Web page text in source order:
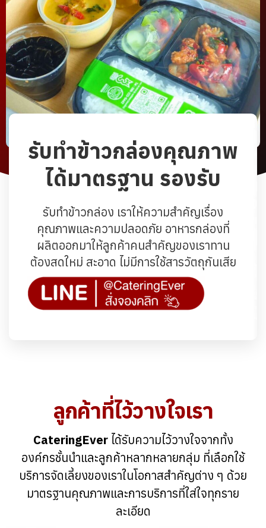
รับทำข้าวกล่องคุณภาพ
ได้มาตรฐาน รองรับ
รับทำข้าวกล่อง เราให้ความสำคัญเรื่อง
คุณภาพและความปลอดภัย อาหารกล่องที่
ผลิตออกมาให้ลูกค้าคนสำคัญของเราทาน
ต้องสดใหม่ สะอาด ไม่มีการใช้สารวัตถุกันเสีย
ลูกค้าที่ไว้วางใจเรา
CateringEverได้รับความไว้วางใจจากทั้ง
องค์กรชั้นนำและลูกค้าหลากหลายกลุ่ม ที่เลือกใช้
บริการจัดเลี้ยงของเราในโอกาสสำคัญต่าง ๆ ด้วย
มาตรฐานคุณภาพและการบริการที่ใส่ใจทุกราย
ละเอียด